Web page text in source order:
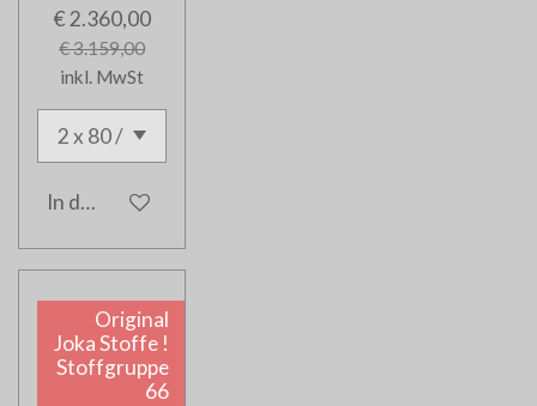
€ 2.360,00
€ 3.159,00
inkl. MwSt
In den Warenkorb
Original
Joka Stoffe !
Stoffgruppe
66